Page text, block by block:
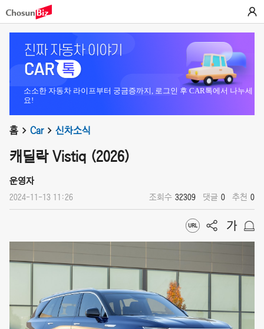
소소한 자동차 라이프부터 궁금증까지, 로그인 후 CAR톡에서 나누세
요!
홈 Car 신차소식
캐딜락 Vistiq (2026)
운영자
2024-11-13 11:26 조회수 32309 댓글 0 추천 0